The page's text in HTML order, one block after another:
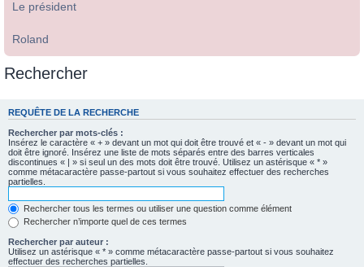
Le président
Roland
Rechercher
REQUÊTE DE LA RECHERCHE
Rechercher par mots-clés :
Insérez le caractère « + » devant un mot qui doit être trouvé et « - » devant un mot qui
doit être ignoré. Insérez une liste de mots séparés entre des barres verticales
discontinues « | » si seul un des mots doit être trouvé. Utilisez un astérisque « * »
comme métacaractère passe-partout si vous souhaitez effectuer des recherches
partielles.
Rechercher tous les termes ou utiliser une question comme élément
Rechercher n’importe quel de ces termes
Rechercher par auteur :
Utilisez un astérisque « * » comme métacaractère passe-partout si vous souhaitez
effectuer des recherches partielles.